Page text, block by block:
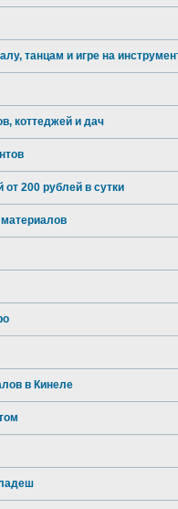
танцам и игре на
коттеджей и дач
200 рублей в сутки
в Кинеле